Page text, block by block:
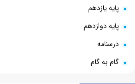
پایه یازدهم
پایه دوازدهم
درسنامه
گام به گام